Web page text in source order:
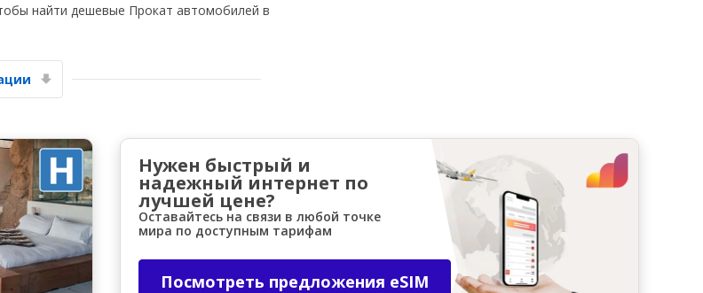
доступ к эксклюзивным
партнёров
Войти с помощью eLink
найти дешевые Прокат автомобилей в
Нужен быстрый и
надежный интернет по
лучшей цене?
Оставайтесь на связи в любой точке
мира по доступным тарифам
Посмотреть предложения eSIM